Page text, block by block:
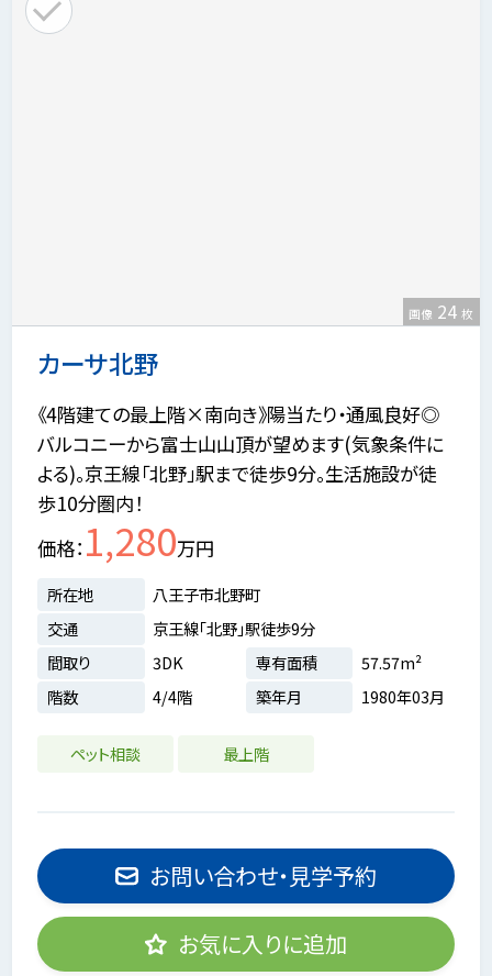
カーサ北野
画像 24 枚
《4階建ての最上階×南向き》陽当たり・通風良好◎
バルコニーから富士山山頂が望めます(気象条件に
よる)。京王線「北野」駅まで徒歩9分。生活施設が徒
歩10分圏内！
価格 1,280万円
所在地
八王子市北野町
交通
京王線「北野」駅徒歩9分
間取り
3DK 専有面積
57.57m²
階数
4/4階 築年月 1980年03月
ペット相談 最上階
お問い合わせ・見学予約
お気に入りに追加